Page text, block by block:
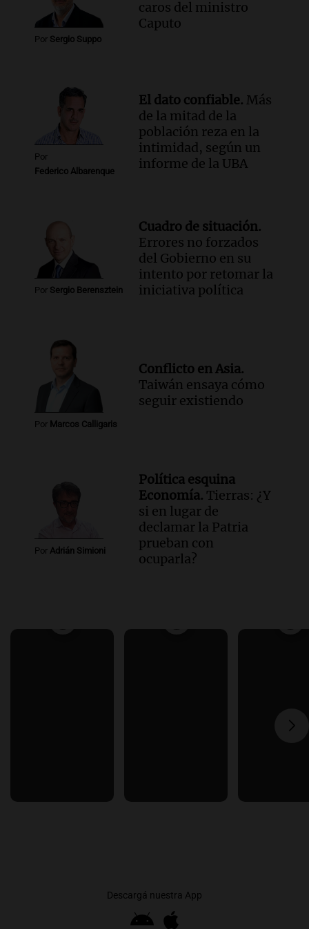
Audio.Chile planteó mejorar la
conectividad fronteriza, aérea y digital
con Jujuy
Por Sergio Suppo
caros del ministro
Caputo
Por
Federico Albarenque
El dato confiable. Más
de la mitad de la
población reza en la
intimidad, según un
informe de la UBA
Por Sergio Berensztein
Cuadro de situación.
Errores no forzados
del Gobierno en su
intento por retomar la
iniciativa política
Por Marcos Calligaris
Conflicto en Asia.
Taiwán ensaya cómo
seguir existiendo
Por Adrián Simioni
Política esquina
Economía. Tierras: ¿Y
si en lugar de
declamar la Patria
prueban con
ocuparla?
Descargá nuestra App